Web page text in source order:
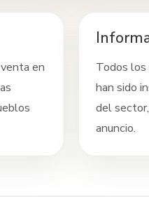
en
Todos
han sido
del
anuncio.